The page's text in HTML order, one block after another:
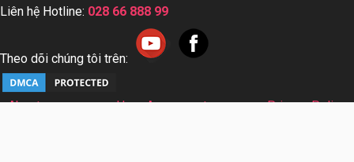
Liên hệ Hotline: 028 66 888 99
Theo dõi chúng tôi trên:
About us User Agreement
Privacy Policy